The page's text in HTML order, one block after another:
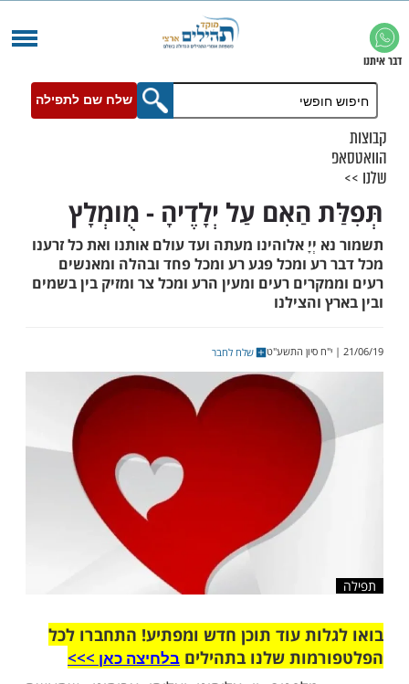
שלח שם לתפילה
הַאִם עַל יְלָדֶיהָ - מֻומְלָץ
אלוהינו מעתה ועד עולם אותנו ואת כל זרענו
רעים ומעין הרע ומכל צר ומזיק בין בשמים
והצילנו